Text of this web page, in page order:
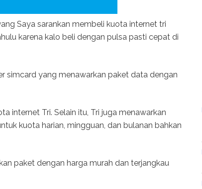
Saya sarankan membeli kuota internet tri
karena kalo beli dengan pulsa pasti cepat di
simcard yang menawarkan paket data dengan
internet Tri. Selain itu, Tri juga menawarkan
kuota harian, mingguan, dan bulanan bahkan
paket dengan harga murah dan terjangkau